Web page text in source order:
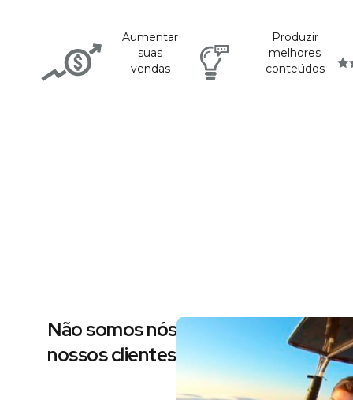
Aumentar
suas
vendas
Produzir
melhores
conteúdos
Não somos nós dizendo, são
nossos clientes